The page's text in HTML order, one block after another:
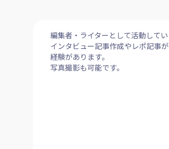
編集者・ライターとして活動してい
インタビュー記事作成やレポ記事
経験があります。
写真撮影も可能です。